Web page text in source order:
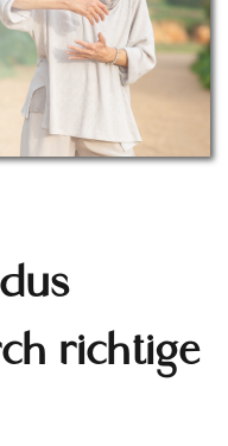
richtige